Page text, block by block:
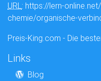
URL: https://lern-
chemie/organische-
Preis-King.com - Die
Links
Blog